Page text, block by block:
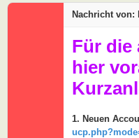
t
Nachricht von:
Für die
hier
1. Neuen